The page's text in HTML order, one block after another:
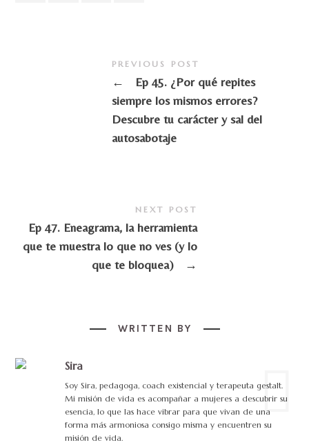
PREVIOUS POST
←
Ep 45. ¿Por qué repites
siempre los mismos errores?
Descubre tu carácter y sal del
autosabotaje
NEXT POST
Ep 47. Eneagrama, la herramienta
que te muestra lo que no ves (y lo
que te bloquea)
→
WRITTEN BY
Sira
Soy Sira, pedagoga, coach existencial y terapeuta gestalt.
Mi misión de vida es acompañar a mujeres a descubrir su
esencia, lo que las hace vibrar para que vivan de una
forma más armoniosa consigo misma y encuentren su
misión de vida.